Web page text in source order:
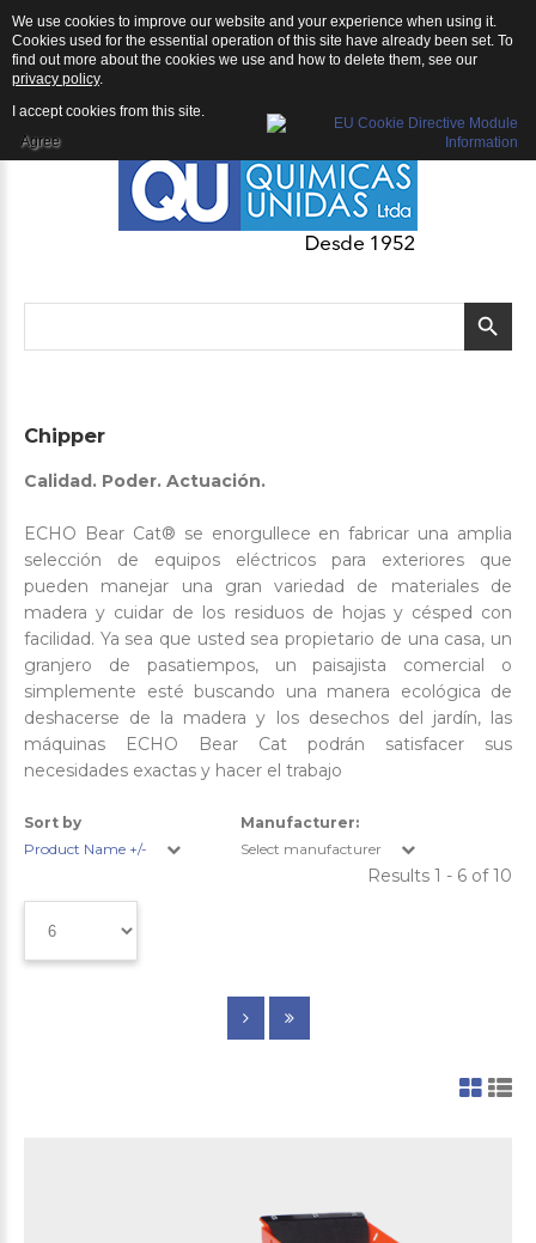
Chipper
Calidad. Poder. Actuación.
ECHO Bear Cat® se enorgullece en fabricar una amplia
selección de equipos eléctricos para exteriores que
pueden manejar una gran variedad de materiales de
madera y cuidar de los residuos de hojas y césped con
facilidad. Ya sea que usted sea propietario de una casa, un
granjero de pasatiempos, un paisajista comercial o
simplemente esté buscando una manera ecológica de
deshacerse de la madera y los desechos del jardín, las
máquinas ECHO Bear Cat podrán satisfacer sus
necesidades exactas y hacer el trabajo
Sort by
Product Name +/-
Manufacturer:
Select manufacturer
Results 1 - 6 of 10
We use cookies to improve our website and your experience when using it.
Cookies used for the essential operation of this site have already been set. To
find out more about the cookies we use and how to delete them, see our
privacy policy.
I accept cookies from this site.
Agree
QU | Productos